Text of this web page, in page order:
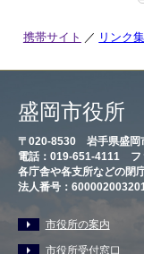
携帯サイト リンク集
盛岡市役所
〒020-8530 岩手県盛
電話：019-651-4111 フ
各庁舎や各支所などの閉
法人番号：
市役所の案内
市役所受付窓口